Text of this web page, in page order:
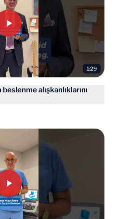
1:29
alışkanlıklarını